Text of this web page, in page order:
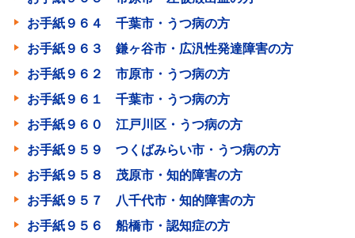
お手紙９６４ 千葉市・うつ病の方
お手紙９６３ 鎌ヶ谷市・広汎性発達障害の方
お手紙９６２ 市原市・うつ病の方
お手紙９６１ 千葉市・うつ病の方
お手紙９６０ 江戸川区・うつ病の方
お手紙９５９ つくばみらい市・うつ病の方
お手紙９５８ 茂原市・知的障害の方
お手紙９５７ 八千代市・知的障害の方
お手紙９５６ 船橋市・認知症の方